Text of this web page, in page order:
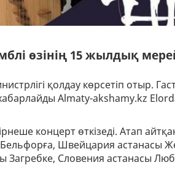
өзінің 15 жылдық
қолдау көрсетіп отыр.
Almaty-akshamy.kz
концерт өткізеді. Атап
Швейцария астанасы
Загребке, Словения астанасы